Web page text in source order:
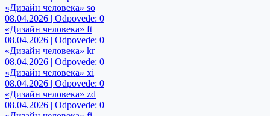
«Дизайн человека» so
08.04.2026 | Odpovede: 0
«Дизайн человека» ft
08.04.2026 | Odpovede: 0
«Дизайн человека» kr
08.04.2026 | Odpovede: 0
«Дизайн человека» xi
08.04.2026 | Odpovede: 0
«Дизайн человека» zd
08.04.2026 | Odpovede: 0